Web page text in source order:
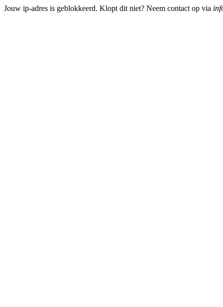
Jouw ip-adres is geblokkeerd. Klopt dit niet? Neem contact op via